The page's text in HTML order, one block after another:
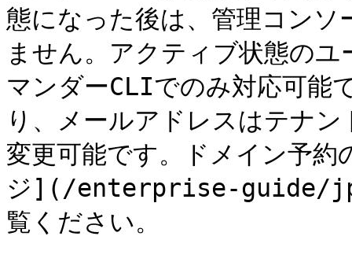
態になった後は、管理コン
ません。アクティブ状態の
マンダーCLIでのみ対応可能
り、メールアドレスはテナ
変更可能です。ドメイン予
ジ](/enterprise-guide/
覧ください。